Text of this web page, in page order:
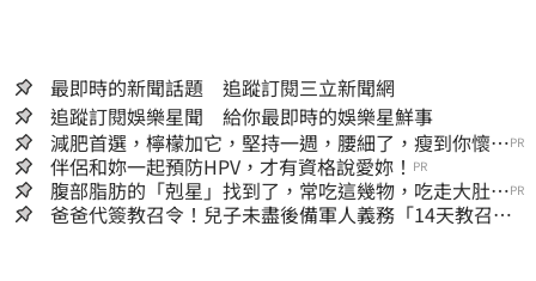
最即時的新聞話題 追蹤訂閱三立新聞網
追蹤訂閱娛樂星聞 給你最即時的娛樂星鮮事
減肥首選，檸檬加它，堅持一週，腰細了，瘦到你懷疑
人生
PR
伴侶和妳一起預防HPV，才有資格說愛妳！ PR
腹部脂肪的「剋星」找到了，常吃這幾物，吃走大肚
囊，瘦出小蠻腰
PR
爸爸代簽教召令！兒子未盡後備軍人義務「14天教召不